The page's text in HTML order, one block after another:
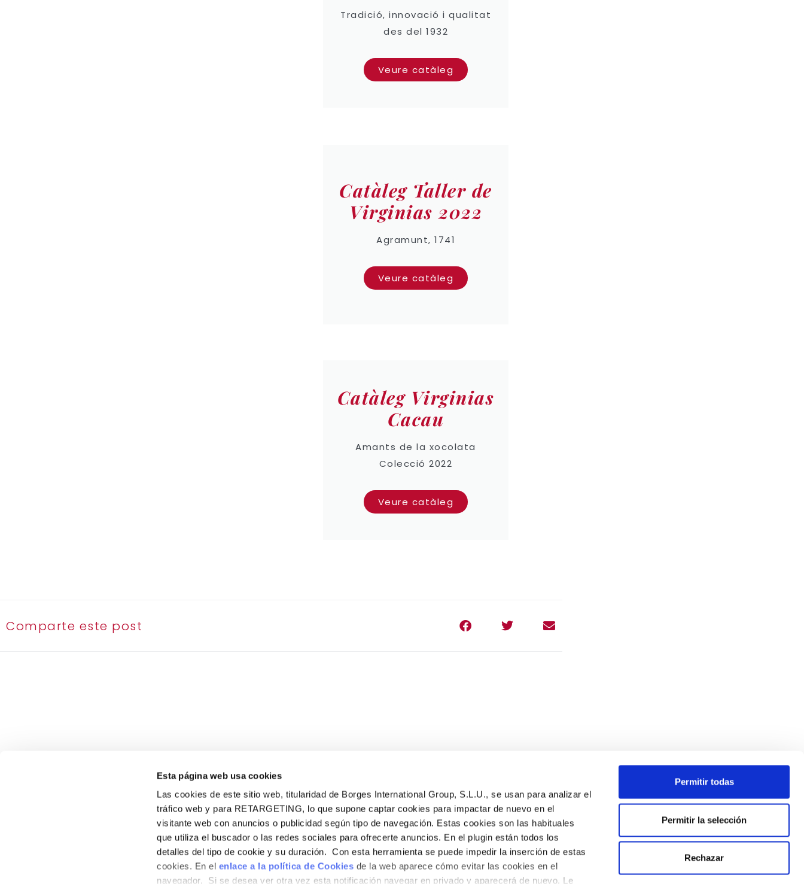
Esta página web usa cookies
Las cookies de este sitio web, titularidad de Borges International Group, S.L.U., se usan para analizar el
tráfico web y para RETARGETING, lo que supone captar cookies para impactar de nuevo en el
visitante web con anuncios o publicidad según tipo de navegación. Estas cookies son las habituales
que utiliza el buscador o las redes sociales para ofrecerte anuncios. En el plugin están todos los
detalles del tipo de cookie y su duración. Con esta herramienta se puede impedir la inserción de estas
cookies. En el enlace a la política de Cookies de la web aparece cómo evitar las cookies en el
navegador. Si se desea ver otra vez esta notificación navegar en privado y aparecerá de nuevo. Le
Permitir todas
Permitir la selección
Rechazar
Tradició, innovació i qualitat
des del 1932
Veure catàleg
Catàleg Taller de
Virginias 2022
Agramunt, 1741
Veure catàleg
Catàleg Virginias
Cacau
Amants de la xocolata
Colecció 2022
Veure catàleg
Comparte este post
VIRGINIAS
Sobre nosotros
Contacto
PRODUCTOS
Turrones tradicionales
Turrones sin azúcar